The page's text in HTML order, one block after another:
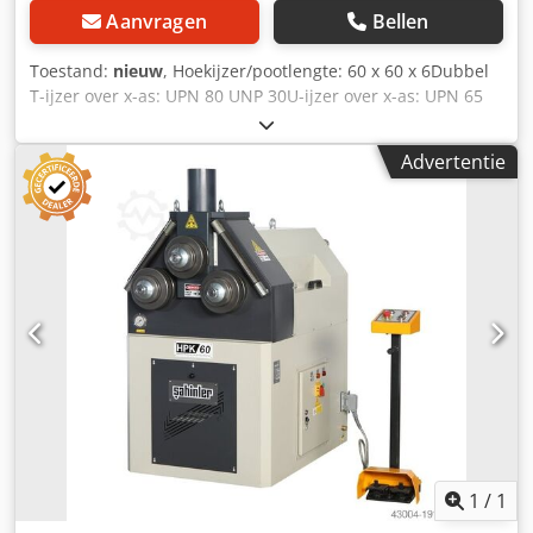
Aanvragen Bellen
Toestand: nieuw, Hoekijzer/pootlengte: 60 x 60 x 6Dubbel
T-ijzer over x-as: UPN 80 UNP 30U-ijzer over x-as: UPN 65
UPN 30Totaal benodigd vermogen: 3Gewicht ca.:
1,4Afmetingen (LxBxH): 1200 x 1100 x 800 - 4 rollen 2
aangedreven rollen -3 hydraulische afstelling - universele
rollen Chodpfsd Acazjx Alaea - zijwaarts richtende rollen -
bedieningspaneel
Advertentie
1 / 1